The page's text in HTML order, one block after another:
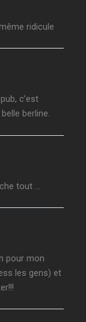
ridicule
c’est
berline.
tout …
pour mon
les gens) et